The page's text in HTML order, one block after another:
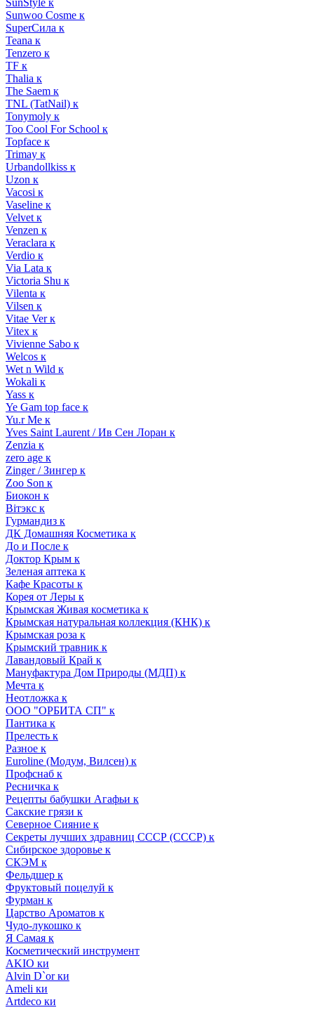
SunStyle к
Sunwoo Cosme к
SuperСила к
Teana к
Tenzero к
TF к
Thalia к
The Saem к
TNL (TatNail) к
Tonymoly к
Too Cool For School к
Topface к
Trimay к
Urbandollkiss к
Uzon к
Vacosi к
Vaseline к
Velvet к
Venzen к
Veraclara к
Verdio к
Via Lata к
Victoria Shu к
Vilenta к
Vilsen к
Vitae Ver к
Vitex к
Vivienne Sabo к
Welcos к
Wet n Wild к
Wokali к
Yass к
Ye Gam top face к
Yu.r Me к
Yves Saint Laurent / Ив Сен Лоран к
Zenzia к
zero age к
Zinger / Зингер к
Zoo Son к
Биокон к
Вiтэкс к
Гурмандиз к
ДК Домашняя Косметика к
До и После к
Доктор Крым к
Зеленая аптека к
Кафе Красоты к
Корея от Леры к
Крымская Живая косметика к
Крымская натуральная коллекция (КНК) к
Крымская роза к
Крымский травник к
Лавандовый Край к
Мануфактура Дом Природы (МДП) к
Мечта к
Неотложка к
ООО "ОРБИТА СП" к
Пантика к
Прелесть к
Разное к
Euroline (Модум, Вилсен) к
Профснаб к
Ресничка к
Рецепты бабушки Агафьи к
Сакские грязи к
Северное Сияние к
Секреты лучших здравниц СССР (СССР) к
Сибирское здоровье к
СКЭМ к
Фельдшер к
Фруктовый поцелуй к
Фурман к
Царство Ароматов к
Чудо-лукошко к
Я Самая к
Косметический инструмент
AKIO ки
Alvin D`or ки
Ameli ки
Artdeco ки